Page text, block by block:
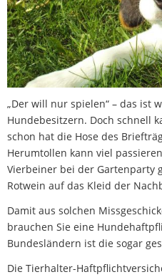
„Der will nur spielen“ – das ist
Hundebesitzern. Doch schnell
schon hat die Hose des
Herumtollen kann viel
Vierbeiner bei der Gartenparty
Rotwein auf das Kleid der
Damit aus solchen
brauchen Sie eine
Bundesländern ist die sogar
Die Tierhalter-